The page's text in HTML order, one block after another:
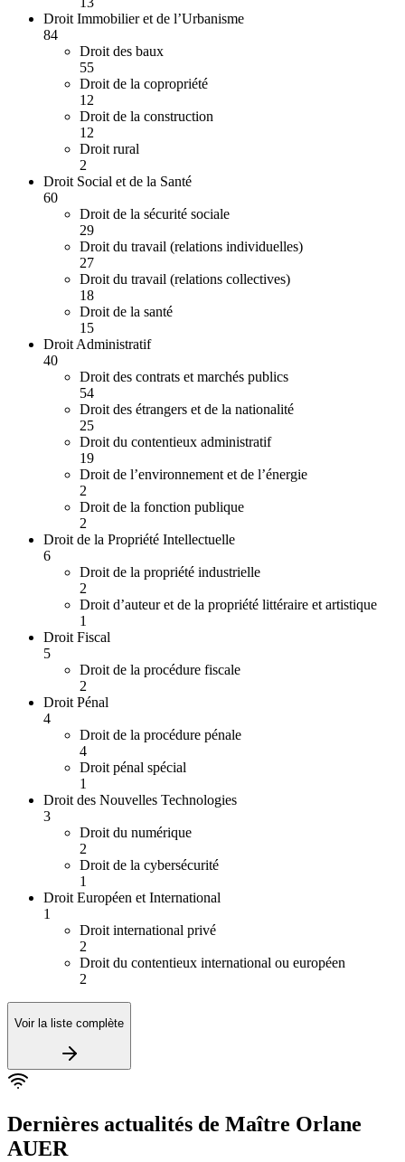
Droit Immobilier et de l’Urbanisme
84
Droit des baux
55
Droit de la copropriété
12
Droit de la construction
12
Droit rural
2
Droit Social et de la Santé
60
Droit de la sécurité sociale
29
Droit du travail (relations individuelles)
27
Droit du travail (relations collectives)
18
Droit de la santé
15
Droit Administratif
40
Droit des contrats et marchés publics
54
Droit des étrangers et de la nationalité
25
Droit du contentieux administratif
19
Droit de l’environnement et de l’énergie
2
Droit de la fonction publique
2
Droit de la Propriété Intellectuelle
6
Droit de la propriété industrielle
2
Droit d’auteur et de la propriété littéraire et artistique
1
Droit Fiscal
5
Droit de la procédure fiscale
2
Droit Pénal
4
Droit de la procédure pénale
4
Droit pénal spécial
1
Droit des Nouvelles Technologies
3
Droit du numérique
2
Droit de la cybersécurité
1
Droit Européen et International
1
Droit international privé
2
Droit du contentieux international ou européen
2
Voir la liste complète
Dernières actualités de Maître Orlane
AUER